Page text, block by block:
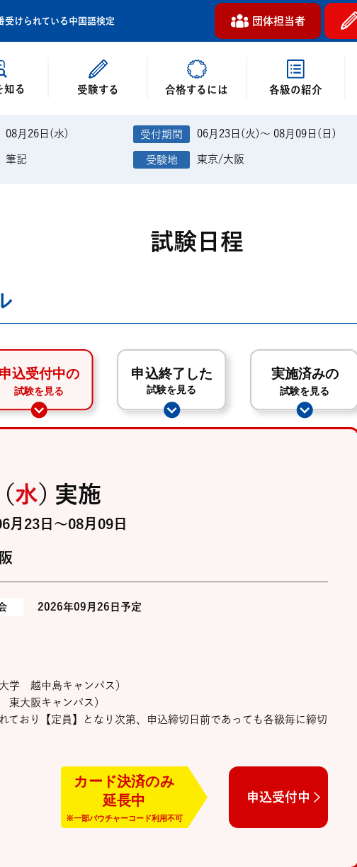
受けられている中国語検定 団体担当者
知る 受験する 合格するには 各級の紹介
08月26日(水) 06月23日(火)～ 08月09日(日)
筆記 東京/大阪
試験日程
水）実施
月23日～08月09日
2026年09月26日予定
学 越中島キャンパス）
大阪キャンパス）
ており【定員】となり次第、申込締切日前であっても各級毎に締切
申込受付中